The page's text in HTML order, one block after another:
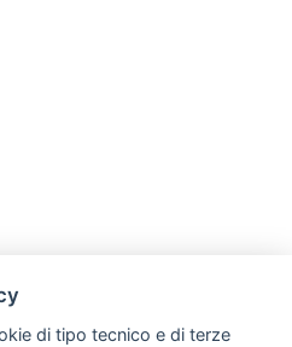
di tipo tecnico e di terze